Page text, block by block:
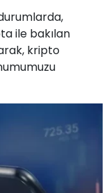
ile bakılan
kripto